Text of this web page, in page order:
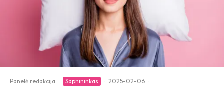
Panelė redakcija · Sapnininkas · 2025-02-06 ·